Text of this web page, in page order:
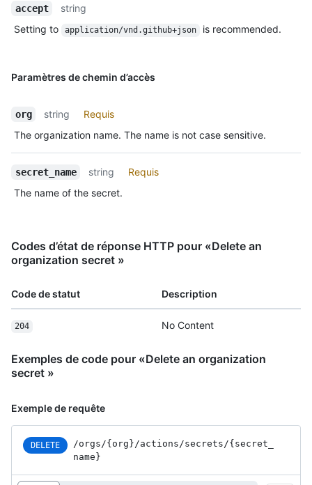
accept
string
Setting to
application/vnd.github+json is recommended.
Paramètres de chemin d’accès
org string
Requis
The organization name. The name is not case sensitive.
secret_name string
Requis
The name of the secret.
Codes d’état de réponse HTTP pour «Delete an
organization secret »
Code de statut Description
204 No Content
Exemples de code pour «Delete an organization
secret »
Exemple de requête
DELETE /orgs/{org}/actions/secrets/{secret_
name}